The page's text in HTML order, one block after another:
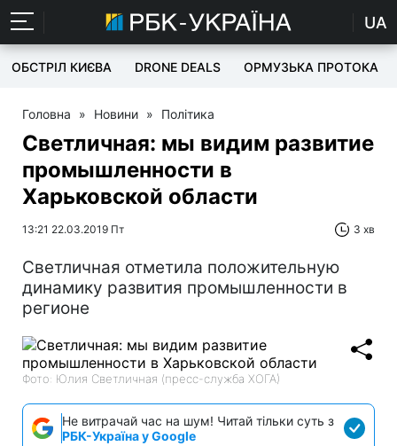
UA
ОБСТРІЛ КИЄВА DRONE DEALS ОРМУЗЬКА ПРОТОКА
Головна » Новини » Політика
Светличная: мы видим развитие
промышленности в
Харьковской области
13:21 22.03.2019 Пт 3 хв
Светличная отметила положительную
динамику развития промышленности в
регионе
Фото: Юлия Светличная (пресс-служба ХОГА)
Не витрачай час на шум! Читай тільки суть з
РБК-Україна у Google